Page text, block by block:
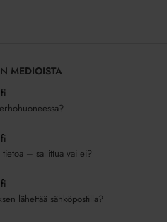
MEDIOISTA
tietoa – sallittua vai ei?
lähettää sähköpostilla?